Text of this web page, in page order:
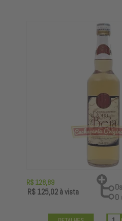
R$ 128,89
R$ 125,02à vista